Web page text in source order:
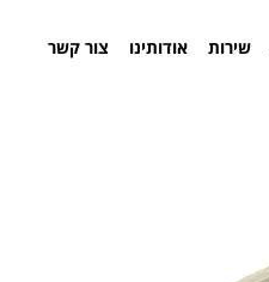
שירות אודותינו צור קשר